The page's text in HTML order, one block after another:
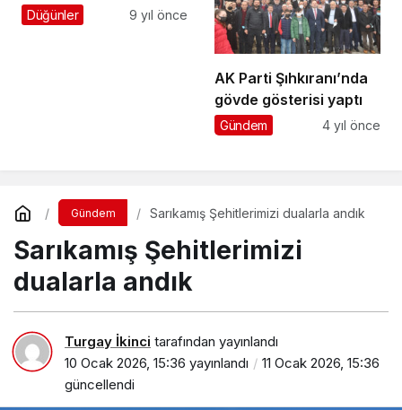
Ombudsmanlık
Düğünler 9 yıl önce
AK Parti Şıhkıranı’nda
gövde gösterisi yaptı
Gündem 4 yıl önce
Gündem Sarıkamış Şehitlerimizi dualarla andık
Sarıkamış Şehitlerimizi
dualarla andık
Turgay İkinci tarafından yayınlandı
10 Ocak 2026, 15:36 yayınlandı
11 Ocak 2026, 15:36
güncellendi